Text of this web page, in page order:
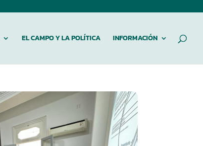
EL CAMPO Y LA POLÍTICA INFORMACIÓN